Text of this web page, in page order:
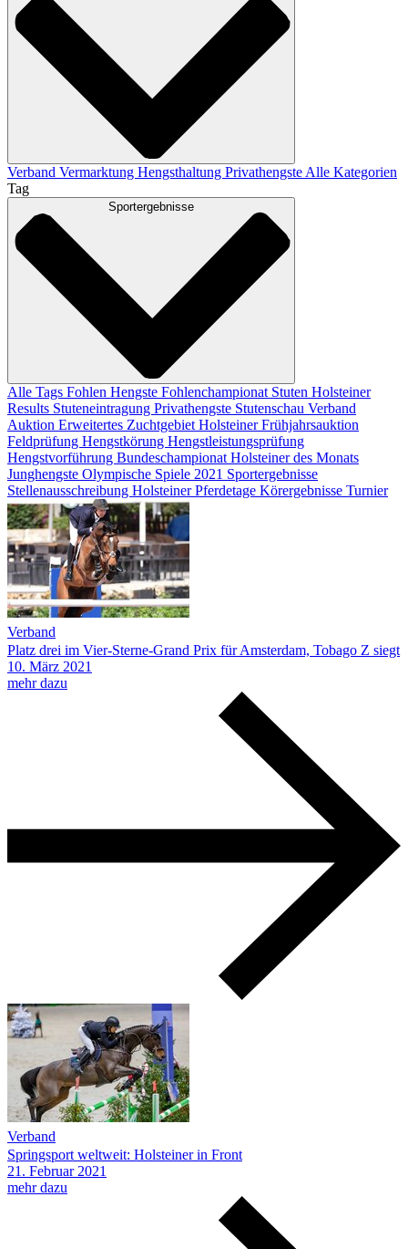
Verband Vermarktung Hengsthaltung PrivathengsteAlle Kategorien
Tag
Sportergebnisse
Alle Tags Fohlen Hengste Fohlenchampionat Stuten Holsteiner
Results Stuteneintragung Privathengste Stutenschau Verband
Auktion Erweitertes Zuchtgebiet Holsteiner Frühjahrsauktion
Feldprüfung Hengstkörung Hengstleistungsprüfung
Hengstvorführung Bundeschampionat Holsteiner des Monats
Junghengste Olympische Spiele 2021 Sportergebnisse
Stellenausschreibung Holsteiner Pferdetage Körergebnisse Turnier
Verband
Platz drei im Vier-Sterne-Grand Prix für Amsterdam, Tobago Z siegt
10. März 2021
mehr dazu
Verband
Springsport weltweit: Holsteiner in Front
21. Februar 2021
mehr dazu